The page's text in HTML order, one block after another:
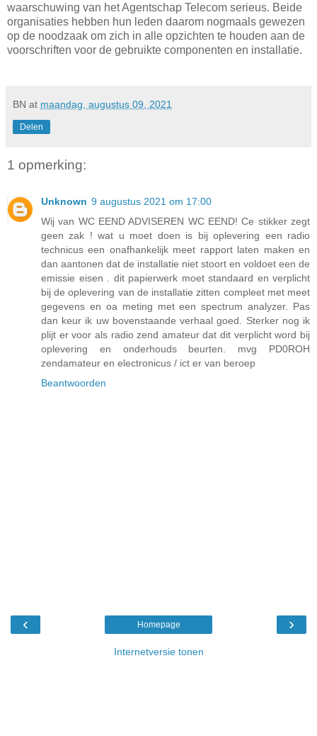
waarschuwing van het Agentschap Telecom serieus. Beide
organisaties hebben hun leden daarom nogmaals gewezen
op de noodzaak om zich in alle opzichten te houden aan de
voorschriften voor de gebruikte componenten en installatie.
BN at maandag, augustus 09, 2021
Delen
1 opmerking:
Unknown 9 augustus 2021 om 17:00
Wij van WC EEND ADVISEREN WC EEND! Ce stikker zegt
geen zak ! wat u moet doen is bij oplevering een radio
technicus een onafhankelijk meet rapport laten maken en
dan aantonen dat de installatie niet stoort en voldoet een de
emissie eisen . dit papierwerk moet standaard en verplicht
bij de oplevering van de installatie zitten compleet met meet
gegevens en oa meting met een spectrum analyzer. Pas
dan keur ik uw bovenstaande verhaal goed. Sterker nog ik
plijt er voor als radio zend amateur dat dit verplicht word bij
oplevering en onderhouds beurten. mvg PD0ROH
zendamateur en electronicus / ict er van beroep
Beantwoorden
‹ ›
Homepage
Internetversie tonen